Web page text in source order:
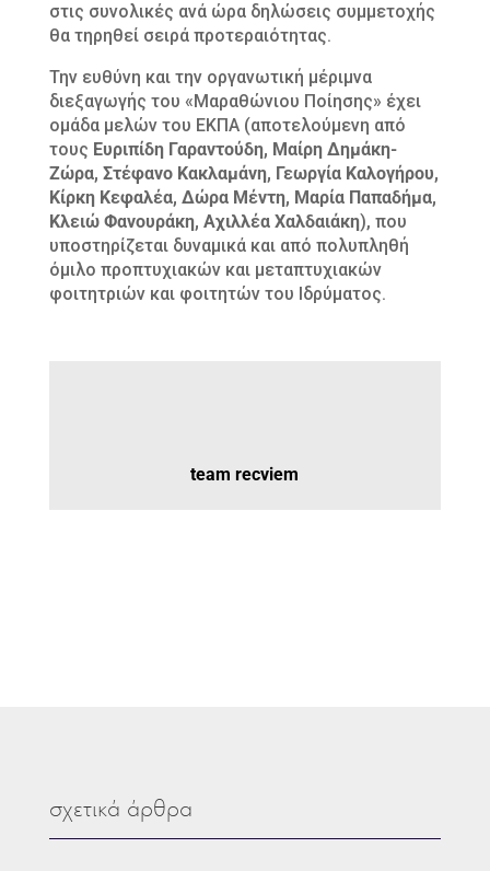
στις συνολικές ανά ώρα δηλώσεις συμμετοχής
θα τηρηθεί σειρά προτεραιότητας.
Την ευθύνη και την οργανωτική μέριμνα
διεξαγωγής του «Μαραθώνιου Ποίησης» έχει
ομάδα μελών του ΕΚΠΑ (αποτελούμενη από
τους Ευριπίδη Γαραντούδη, Μαίρη Δημάκη-
Ζώρα, Στέφανο Κακλαμάνη, Γεωργία Καλογήρου,
Κίρκη Κεφαλέα, Δώρα Μέντη, Μαρία Παπαδήμα,
Κλειώ Φανουράκη, Αχιλλέα Χαλδαιάκη), που
υποστηρίζεται δυναμικά και από πολυπληθή
όμιλο προπτυχιακών και μεταπτυχιακών
φοιτητριών και φοιτητών του Ιδρύματος.
team recviem
σχετικά άρθρα